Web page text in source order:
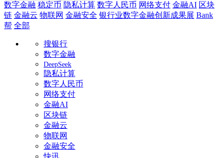
数字金融 稳定币 隐私计算 数字人民币 网络支付 金融AI 区块
链 金融云 物联网 金融安全 银行业数字金融创新成果展 Bank
帮 全部
搜银行
数字金融
DeepSeek
隐私计算
数字人民币
网络支付
金融AI
区块链
金融云
物联网
金融安全
快讯